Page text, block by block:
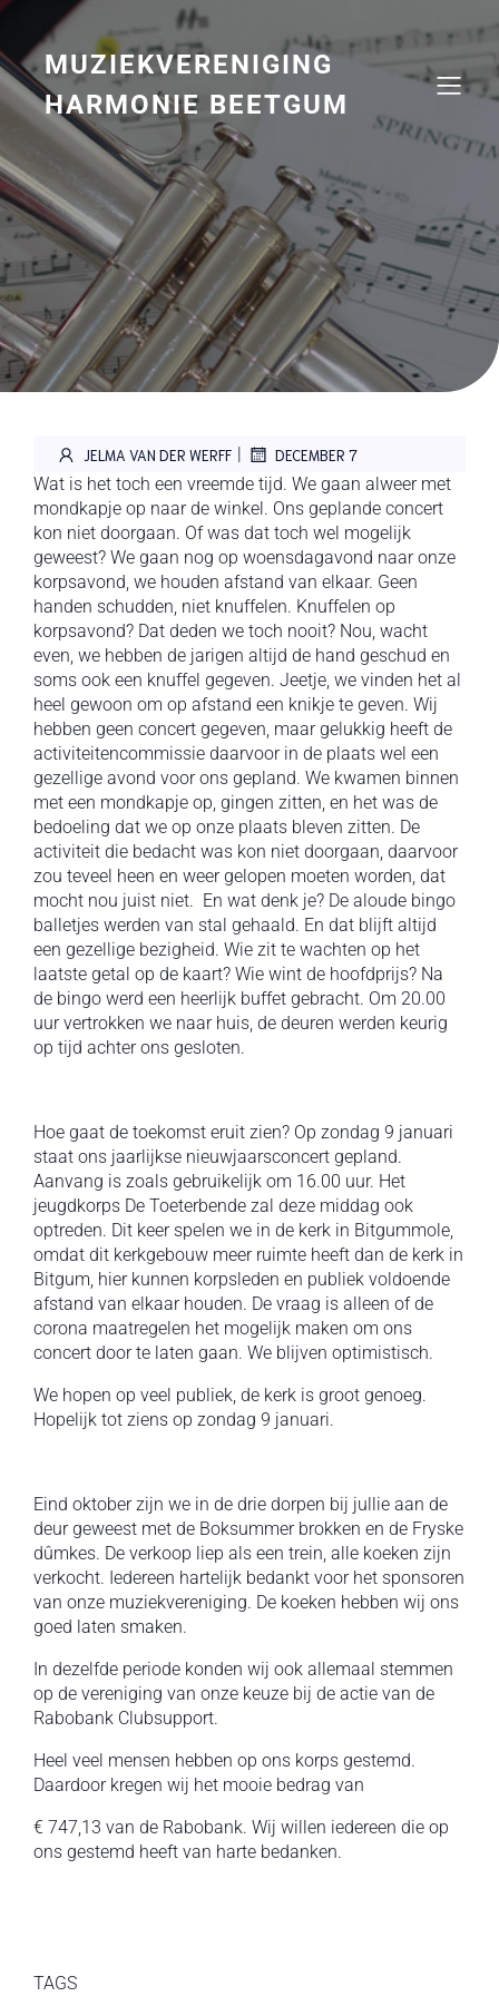
Naar
inhoud
springenMUZIEKVERENIGING
HARMONIE BEETGUM
JELMA VAN DER WERFF | DECEMBER 7
Wat is het toch een vreemde tijd. We gaan alweer met
mondkapje op naar de winkel. Ons geplande concert
kon niet doorgaan. Of was dat toch wel mogelijk
geweest? We gaan nog op woensdagavond naar onze
korpsavond, we houden afstand van elkaar. Geen
handen schudden, niet knuffelen. Knuffelen op
korpsavond? Dat deden we toch nooit? Nou, wacht
even, we hebben de jarigen altijd de hand geschud en
soms ook een knuffel gegeven. Jeetje, we vinden het al
heel gewoon om op afstand een knikje te geven. Wij
hebben geen concert gegeven, maar gelukkig heeft de
activiteitencommissie daarvoor in de plaats wel een
gezellige avond voor ons gepland. We kwamen binnen
met een mondkapje op, gingen zitten, en het was de
bedoeling dat we op onze plaats bleven zitten. De
activiteit die bedacht was kon niet doorgaan, daarvoor
zou teveel heen en weer gelopen moeten worden, dat
mocht nou juist niet. En wat denk je? De aloude bingo
balletjes werden van stal gehaald. En dat blijft altijd
een gezellige bezigheid. Wie zit te wachten op het
laatste getal op de kaart? Wie wint de hoofdprijs? Na
de bingo werd een heerlijk buffet gebracht. Om 20.00
uur vertrokken we naar huis, de deuren werden keurig
op tijd achter ons gesloten.
Hoe gaat de toekomst eruit zien? Op zondag 9 januari
staat ons jaarlijkse nieuwjaarsconcert gepland.
Aanvang is zoals gebruikelijk om 16.00 uur. Het
jeugdkorps De Toeterbende zal deze middag ook
optreden. Dit keer spelen we in de kerk in Bitgummole,
omdat dit kerkgebouw meer ruimte heeft dan de kerk in
Bitgum, hier kunnen korpsleden en publiek voldoende
afstand van elkaar houden. De vraag is alleen of de
corona maatregelen het mogelijk maken om ons
concert door te laten gaan. We blijven optimistisch.
We hopen op veel publiek, de kerk is groot genoeg.
Hopelijk tot ziens op zondag 9 januari.
Eind oktober zijn we in de drie dorpen bij jullie aan de
deur geweest met de Boksummer brokken en de Fryske
dûmkes. De verkoop liep als een trein, alle koeken zijn
verkocht. Iedereen hartelijk bedankt voor het sponsoren
van onze muziekvereniging. De koeken hebben wij ons
goed laten smaken.
In dezelfde periode konden wij ook allemaal stemmen
op de vereniging van onze keuze bij de actie van de
Rabobank Clubsupport.
Heel veel mensen hebben op ons korps gestemd.
Daardoor kregen wij het mooie bedrag van
€ 747,13 van de Rabobank. Wij willen iedereen die op
ons gestemd heeft van harte bedanken.
TAGS